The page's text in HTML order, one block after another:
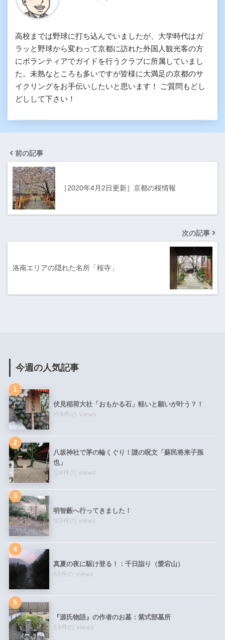
高校までは野球に打ち込んでいましたが、大学時代はガ
ラッと野球から変わって京都に訪れた外国人観光客の方
にボランティアでガイドを行うクラブに所属していまし
た。未熟なところも多いですが皆様に大満足の京都のサ
イクリングをお手伝いしたいと思います！ ご質問もどし
どしして下さい！
前の記事
［2020年4月2日更新］京都の桜情報
次の記事
洛南エリアの隠れた名所「桜寺」
今週の人気記事
伏見稲荷大社「おもかる石」軽いと願いが叶う？！
158件の views
八坂神社で茅の輪くぐり！謎の呪文「蘇民将来子孫
也」
128件の views
明智藪へ行ってきました！
103件の views
真夏の夜に駆け登る！：千日詣り（愛宕山）
65件の views
『源氏物語』の作者のお墓：紫式部墓所
59件の views